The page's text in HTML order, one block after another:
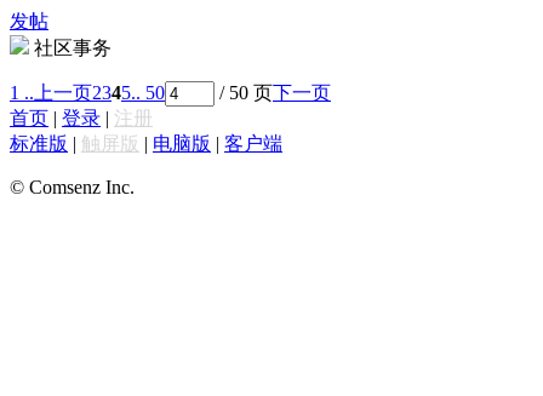
发帖
社区事务
1 .. 上一页2345.. 50 / 50 页下一页
首页 | 登录 | 注册
标准版 | 触屏版 | 电脑版 | 客户端
© Comsenz Inc.